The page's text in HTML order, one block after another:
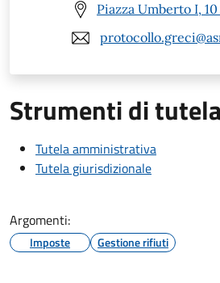
Piazza Umberto I,
Strumenti di
Tutela amministrativa
Tutela giurisdizionale
Argomenti:
Imposte Gestione rifiuti